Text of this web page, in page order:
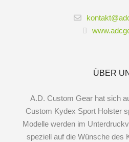
ÜBER
A.D. Custom Gear hat sich
Custom Kydex Sport Holster
Modelle werden im
speziell auf die Wünsche des